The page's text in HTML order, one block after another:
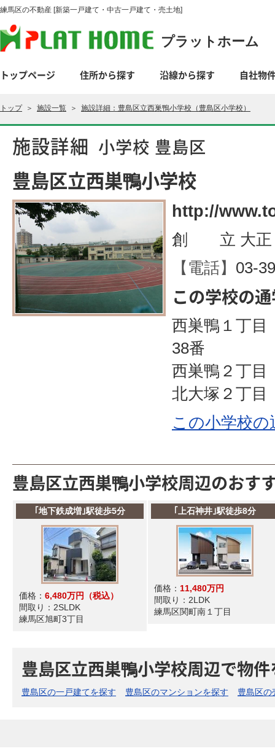
練馬区の不動産 [新築一戸建て・中古一戸建て・売土地]
プラットホーム
トップページ 住所から探す 沿線から探す 自社物
トップ＞ 施設一覧 ＞ 施設詳細：豊島区立西巣鴨小学校（豊島区小学校）
施設詳細 小学校 豊島区
豊島区立西巣鴨小学校
http://
創 立 大正
【電話】 03-
この学校の
西巣鴨１丁
38番
西巣鴨２丁
北大塚２丁
この小学校
豊島区立西巣鴨小学校周辺のおす
｢地下鉄成増｣駅徒歩5分
価格： 6,480万円
（税込）
間取り： 2SLDK
練馬区旭町3丁目
｢上石神井｣駅徒歩8分
価格： 11,480万円
間取り： 2LDK
練馬区関町南１丁目
豊島区立西巣鴨小学校周辺で物
豊島区の一戸建てを探す 豊島区のマンションを探す 豊島区の